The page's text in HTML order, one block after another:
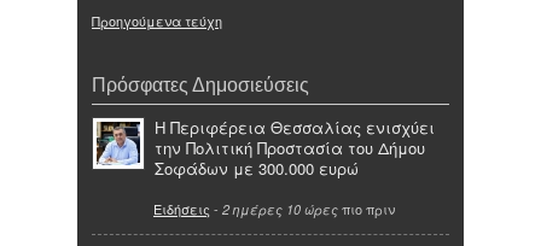
Προηγούμενα τεύχη
Πρόσφατες Δημοσιεύσεις
Η Περιφέρεια Θεσσαλίας ενισχύει
την Πολιτική Προστασία του Δήμου
Σοφάδων με 300.000 ευρώ
Ειδήσεις - 2 ημέρες 10 ώρες πιο πριν